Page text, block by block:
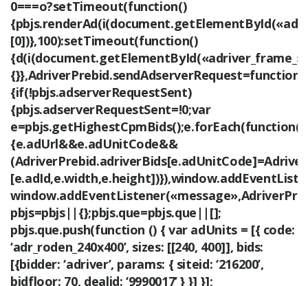
0===o?setTimeout(function()
[0])},100):setTimeout(function()
{}},AdriverPrebid.sendAdserverRequest=function()
{if(!pbjs.adserverRequestSent)
{pbjs.adserverRequestSent=!0;var
{e.adUrl&&e.adUnitCode&&
pbjs=pbjs||{};pbjs.que=pbjs.que||[];
pbjs.que.push(function () { var adUnits = [{ code:
‘adr_roden_240x400’, sizes: [[240, 400]], bids:
[{bidder: ‘adriver’, params: { siteid: ‘216200’,
bidfloor: 70, dealid: ‘9990017’ } }] }];